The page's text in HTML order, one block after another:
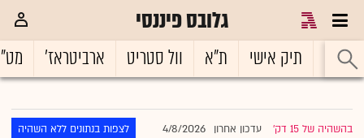
גלובס פיננסי
ראשי תיק אישי ת"א וול סטריט ארביטראז'
בהשהיה של 15 דק' |עדכון אחרון 4/8/2026 לצפות בנתונים ללא השהיה